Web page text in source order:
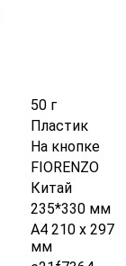
50 г
Пластик
На кнопке
FIORENZO
Китай
235*330 мм
А4 210 х 297
мм